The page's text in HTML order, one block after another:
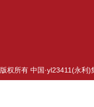
版权所有 中国·yl23411(永